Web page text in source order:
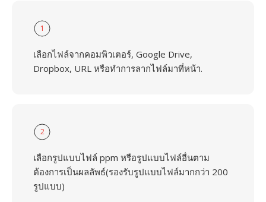
1
เลือกไฟล์จากคอมพิวเตอร์, Google Drive,
Dropbox, URL หรือทำการลากไฟล์มาที่หน้า.
2
เลือกรูปแบบไฟล์ ppm หรือรูปแบบไฟล์อื่นตาม
ต้องการเป็นผลลัพธ์(รองรับรูปแบบไฟล์มากกว่า 200
รูปแบบ)